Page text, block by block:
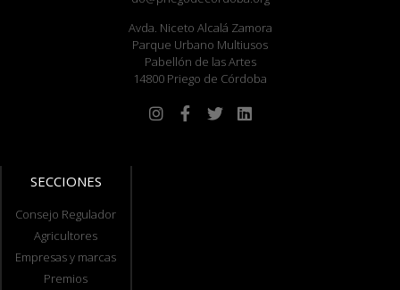
Avda. Niceto Alcalá Zamora
Parque Urbano Multiusos
Pabellón de las Artes
14800 Priego de Córdoba
SECCIONES
Consejo Regulador
Agricultores
Empresas y marcas
Premios